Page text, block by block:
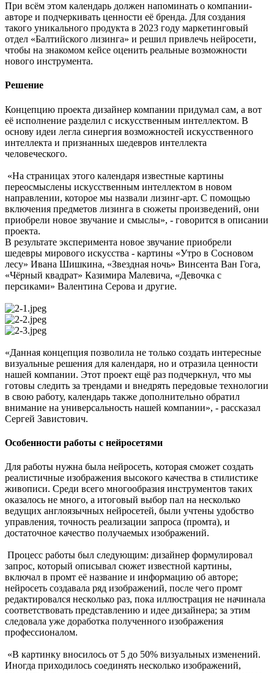
При всём этом календарь должен напоминать о компании-
авторе и подчеркивать ценности её бренда. Для создания
такого уникального продукта в 2023 году маркетинговый
отдел «Балтийского лизинга» и решил привлечь нейросети,
чтобы на знакомом кейсе оценить реальные возможности
нового инструмента.
Решение
Концепцию проекта дизайнер компании придумал сам, а вот
её исполнение разделил с искусственным интеллектом. В
основу идеи легла синергия возможностей искусственного
интеллекта и признанных шедевров интеллекта
человеческого.
«На страницах этого календаря известные картины
переосмыслены искусственным интеллектом в новом
направлении, которое мы назвали лизинг-арт. С помощью
включения предметов лизинга в сюжеты произведений, они
приобрели новое звучание и смыслы», - говорится в описании
проекта.
В результате эксперимента новое звучание приобрели
шедевры мирового искусства - картины «Утро в Сосновом
лесу» Ивана Шишкина, «Звездная ночь» Винсента Ван Гога,
«Чёрный квадрат» Казимира Малевича, «Девочка с
персиками» Валентина Серова и другие.
«Данная концепция позволила не только создать интересные
визуальные решения для календаря, но и отразила ценности
нашей компании. Этот проект ещё раз подчеркнул, что мы
готовы следить за трендами и внедрять передовые технологии
в свою работу, календарь также дополнительно обратил
внимание на универсальность нашей компании», - рассказал
Сергей Завистович.
Особенности работы с нейросетями
Для работы нужна была нейросеть, которая сможет создать
реалистичные изображения высокого качества в стилистике
живописи. Среди всего многообразия инструментов таких
оказалось не много, а итоговый выбор пал на несколько
ведущих англоязычных нейросетей, были учтены удобство
управления, точность реализации запроса (промта), и
достаточное качество получаемых изображений.
Процесс работы был следующим: дизайнер формулировал
запрос, который описывал сюжет известной картины,
включал в промт её название и информацию об авторе;
нейросеть создавала ряд изображений, после чего промт
редактировался несколько раз, пока иллюстрация не начинала
соответствовать представлению и идее дизайнера; за этим
следовала уже доработка полученного изображения
профессионалом.
«В картинку вносилось от 5 до 50% визуальных изменений.
Иногда приходилось соединять несколько изображений,